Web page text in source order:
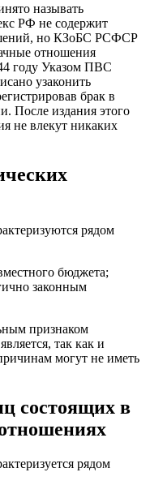
называть
РФ не содержит
но КЗоБС РСФСР
отношения
году Указом ПВС
узаконить
брак в
После издания этого
не влекут никаких
рядом
бюджета;
законным
признаком
так как и
могут не иметь
состоящих в
рядом